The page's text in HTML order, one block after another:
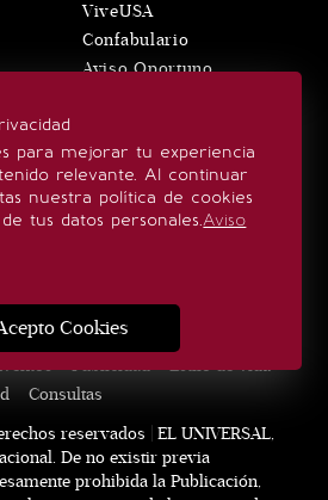
para mejorar tu experiencia
relevante. Al continuar
nuestra política de cookies
tus datos personales.Aviso
Cookies
ViveUSA
Confabulario
Aviso Oportuno
SÍGUENOS
Quiénes somos
Publicidad
Estilo de vida
Consultas
reservados | EL UNIVERSAL,
De no existir previa
prohibida la Publicación,